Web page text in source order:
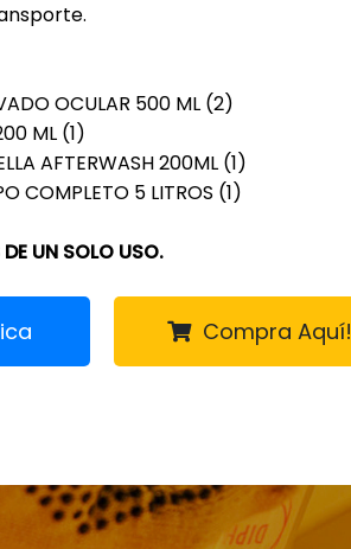
OCULAR 500 ML (2)
ML (1)
AFTERWASH 200ML (1)
COMPLETO 5 LITROS (1)
DE UN SOLO USO.
Compra Aquí!